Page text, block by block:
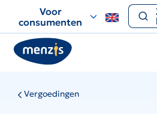
voor
snelle
navigatie
Voor
consumenten
Vergoedingen